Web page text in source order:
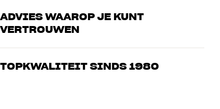
ADVIES WAAROP JE KUNT
VERTROUWEN
Onze medewerkers zijn echte liefhebbers die de producten door en
muziek als home cinema. Vertel ons wat je zoekt, dan vinden we
TOPKWALITEIT SINDS 1980